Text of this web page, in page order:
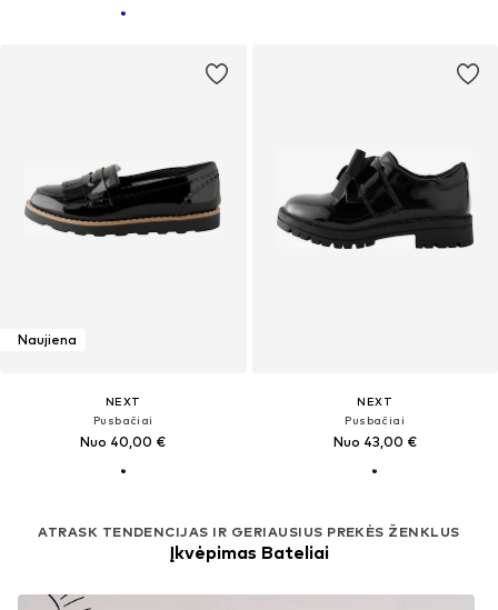
Naujiena
NEXT
Pusbačiai
Nuo 40,00 €
NEXT
Pusbačiai
Nuo 43,00 €
ATRASK TENDENCIJAS IR GERIAUSIUS PREKĖS ŽENKLUS
Įkvėpimas Bateliai